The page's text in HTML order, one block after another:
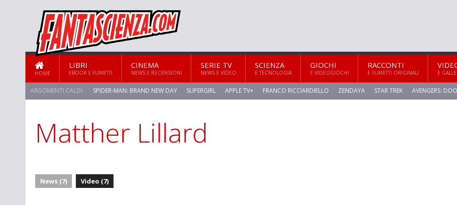
HOME
LIBRI
EBOOK E FUMETTI
CINEMA
NEWS E RECENSIONI
SERIE TV
NEWS E VIDEO
SCIENZA
E TECNOLOGIA
GIOCHI
E VIDEOGIOCHI
RACCONTI
E FUMETTI ORIGINALI E
ARGOMENTI CALDI: SPIDER-MAN: BRAND NEW DAY SUPERGIRL APPLE TV+ FRANCO RICCIARDIELLO ZENDAYA STAR TREK AVENGERS:
STAR TREK: STRANGE NEW WORLDS
Matther Lillard
News (7) Video (7)